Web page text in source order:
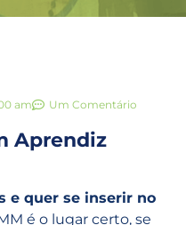
am Um Comentário
Aprendiz
e quer se inserir no
é o lugar certo, se